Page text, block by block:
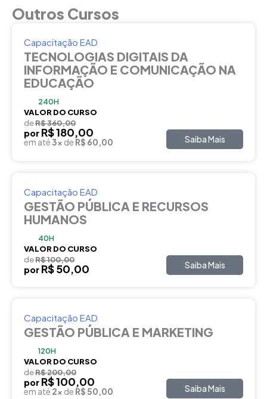
Outros Cursos
Capacitação EAD
TECNOLOGIAS DIGITAIS DA
INFORMAÇÃO E COMUNICAÇÃO NA
EDUCAÇÃO
240H
VALOR DO CURSO
deR$ 360,00
por R$ 180,00
em até3x de R$ 60,00 Saiba Mais
Capacitação EAD
GESTÃO PÚBLICA E RECURSOS
HUMANOS
40H
VALOR DO CURSO
deR$ 100,00
por R$ 50,00 Saiba Mais
Capacitação EAD
GESTÃO PÚBLICA E MARKETING
120H
VALOR DO CURSO
deR$ 200,00
por R$ 100,00
em até 2x de R$ 50,00 Saiba Mais